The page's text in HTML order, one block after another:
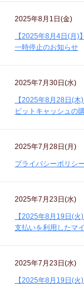
2025年8月1日(金)
【2025年8月4日(月)
一時停止のお知らせ
2025年7月30日(水)
【2025年8月28日(
ビットキャッシュの
2025年7月28日(月)
プライバシーポリシ
2025年7月23日(水)
【2025年8月19日(
支払いを利用したマ
2025年7月23日(水)
【2025年8月19日(